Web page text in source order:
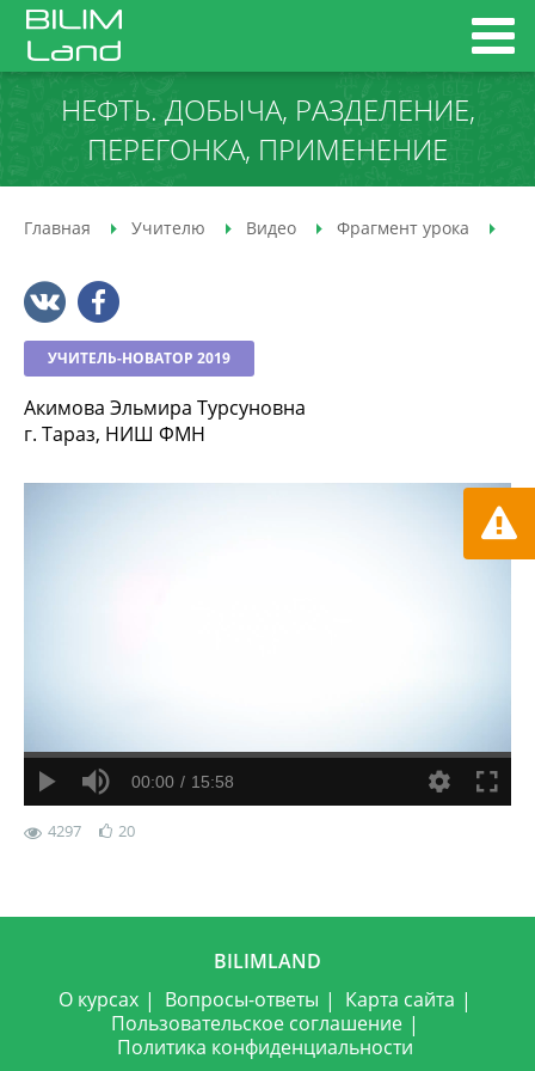
НЕФТЬ. ДОБЫЧА, РАЗДЕЛЕНИЕ,
ПЕРЕГОНКА, ПРИМЕНЕНИЕ
Главная Учителю Видео Фрагмент урока
УЧИТЕЛЬ-НОВАТОР 2019
Акимова Эльмира Турсуновна
г. Тараз, НИШ ФМН
00:00 15:58
4297 20
BILIMLAND
О курсах
Вопросы-ответы
Карта сайта
Пользовательское соглашение
Политика конфиденциальности